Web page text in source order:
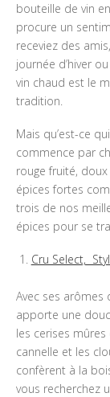
bouteille de vin
procure un
receviez des
journée d’hiver
vin chaud est le
tradition.
Mais qu’est-ce
commence par
rouge fruité,
épices fortes
trois de nos
épices pour se
Cru Select,
Avec ses arômes
apporte une
les cerises
cannelle et les
confèrent à la
vous recherchez